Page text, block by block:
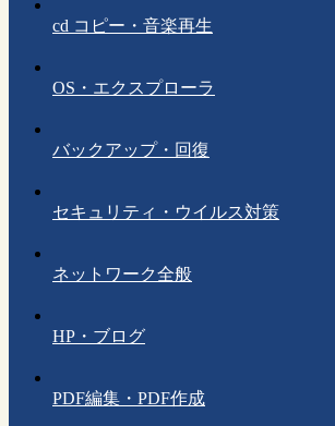
cd コピー・音楽再生
OS・エクスプローラ
バックアップ・回復
セキュリティ・ウイルス対策
ネットワーク全般
HP・ブログ
PDF編集・PDF作成